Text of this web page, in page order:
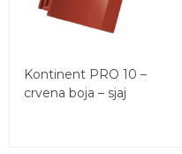
Kontinent PRO 10 –
crvena boja – sjaj